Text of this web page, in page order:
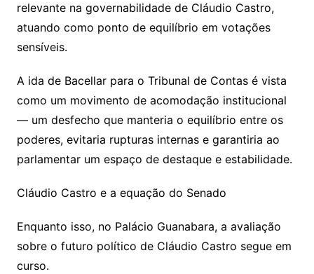
relevante na governabilidade de Cláudio Castro,
atuando como ponto de equilíbrio em votações
sensíveis.
A ida de Bacellar para o Tribunal de Contas é vista
como um movimento de acomodação institucional
— um desfecho que manteria o equilíbrio entre os
poderes, evitaria rupturas internas e garantiria ao
parlamentar um espaço de destaque e estabilidade.
Cláudio Castro e a equação do Senado
Enquanto isso, no Palácio Guanabara, a avaliação
sobre o futuro político de Cláudio Castro segue em
curso.